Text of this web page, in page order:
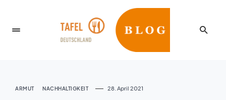
ARMUT NACHHALTIGKEIT 28. April 2021